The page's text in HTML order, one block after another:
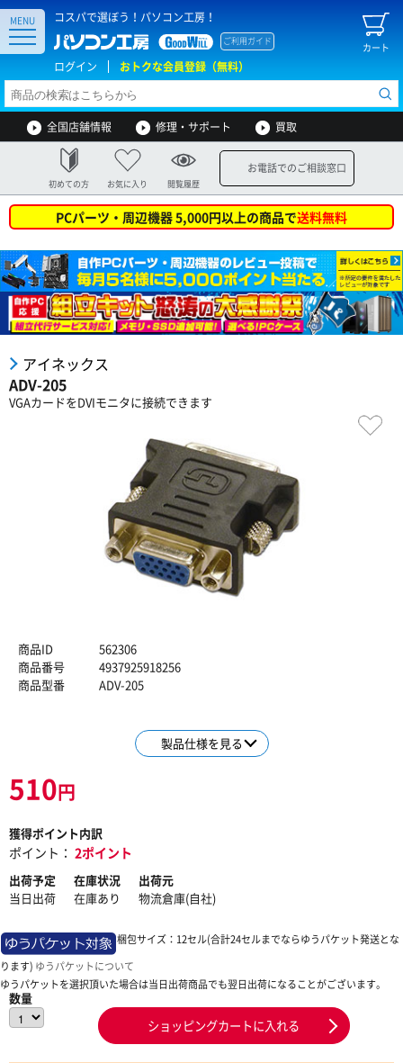
コスパで選ぼう！パソコン工房！
カート
ご利用ガイド
ログイン おトクな会員登録（無料）
MENU
全国店舗情報 修理・サポート 買取
初めての方 お気に入り 閲覧履歴
お電話でのご相談窓口
PCパーツ・周辺機器 5,000円以上の商品で送料無料
アイネックス
ADV-205
VGAカードをDVIモニタに接続できます
商品ID
562306
商品番号
4937925918256
商品型番
ADV-205
製品仕様を見る
510円
獲得ポイント内訳
ポイント： 2ポイント
出荷予定
当日出荷
在庫状況
在庫あり
出荷元
物流倉庫(自社)
梱包サイズ：12セル(合計24セルまでならゆうパケット発送とな
ります) ゆうパケットについて
ゆうパケットを選択頂いた場合は当日出荷商品でも翌日出荷になることがございます。
数量
ショッピングカートに入れる